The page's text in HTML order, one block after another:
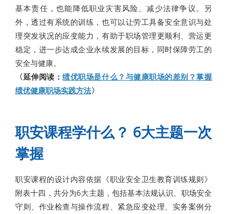
基本责任，也能降低职业灾害风险、减少法律争议。另
外，透过有系统的训练，也可以让劳工具备安全意识与处
理突发状况的应变能力，有助于职场管理更顺利、营运更
稳定，进一步达成企业永续发展的目标，同时保障劳工的
安全与健康。
〈延伸阅读：绩优职场是什么？与健康职场的差别？掌握
绩优健康职场实践方法〉
职安课程学什么？ 6大主题一次
掌握
职安课程的设计内容依据《职业安全卫生教育训练规则》
附表十四，共分为6大主题，包括基本法规认识、职场安全
守则、作业检查与操作流程、紧急应变处理、实务案例分